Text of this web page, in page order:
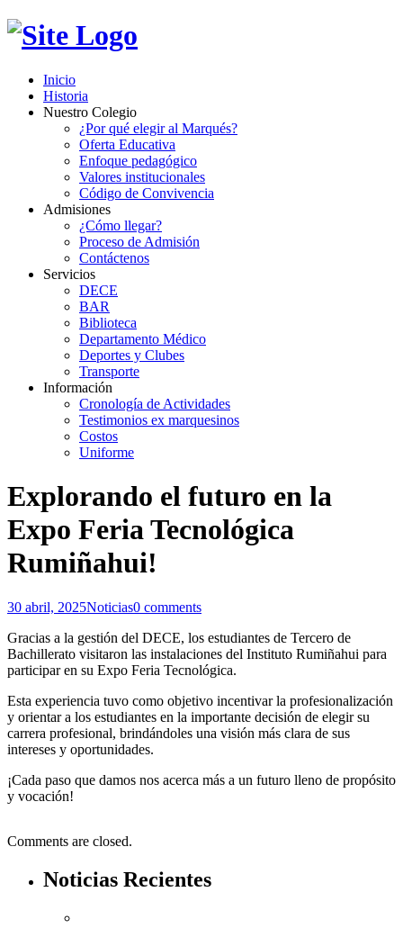
Inicio
Historia
Nuestro Colegio
¿Por qué elegir al Marqués?
Oferta Educativa
Enfoque pedagógico
Valores institucionales
Código de Convivencia
Admisiones
¿Cómo llegar?
Proceso de Admisión
Contáctenos
Servicios
DECE
BAR
Biblioteca
Departamento Médico
Deportes y Clubes
Transporte
Información
Cronología de Actividades
Testimonios ex marquesinos
Costos
Uniforme
Explorando el futuro en la
Expo Feria Tecnológica
Rumiñahui!
30 abril, 2025Noticias0 comments
Gracias a la gestión del DECE, los estudiantes de Tercero de
Bachillerato visitaron las instalaciones del Instituto Rumiñahui para
participar en su Expo Feria Tecnológica.
Esta experiencia tuvo como objetivo incentivar la profesionalización
y orientar a los estudiantes en la importante decisión de elegir su
carrera profesional, brindándoles una visión más clara de sus
intereses y oportunidades.
¡Cada paso que damos nos acerca más a un futuro lleno de propósito
y vocación!
Comments are closed.
Noticias Recientes